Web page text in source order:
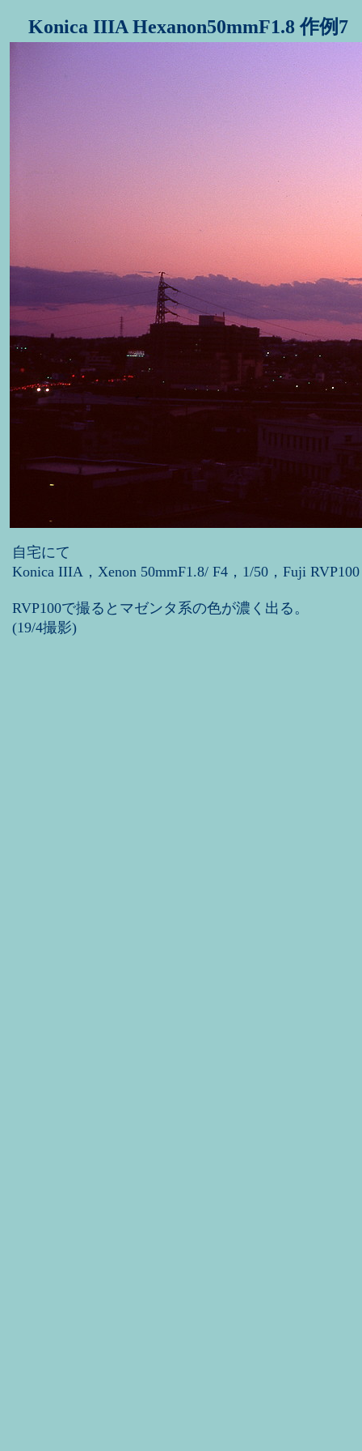
Konica IIIA Hexanon50mmF1.8 作例7
自宅にて
Konica IIIA，Xenon 50mmF1.8/ F4，1/50，Fuji RVP100
RVP100で撮るとマゼンタ系の色が濃く出る。
(19/4撮影)